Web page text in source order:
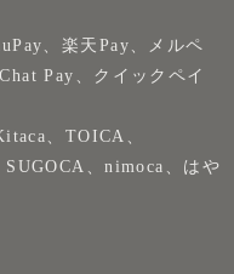
、楽天Pay、メルペ
Pay、クイックペイ
、TOICA、
SUGOCA、nimoca、はや